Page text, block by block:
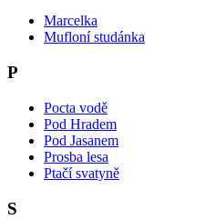
Marcelka
Mufloní studánka
P
Pocta vodě
Pod Hradem
Pod Jasanem
Prosba lesa
Ptačí svatyně
S